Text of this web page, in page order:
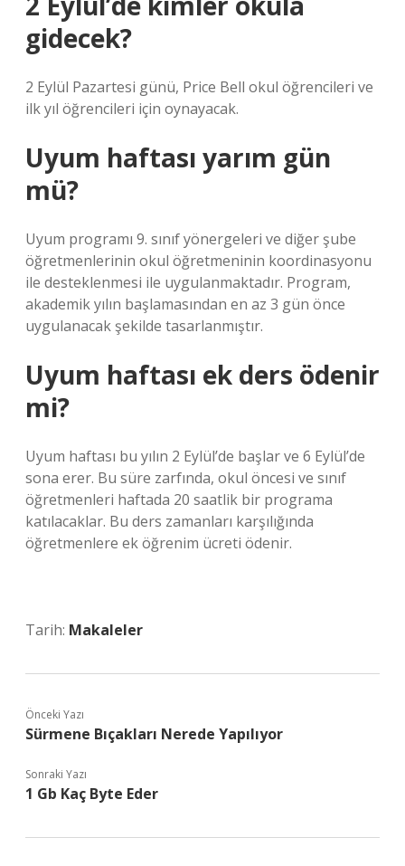
gidecek?
2 Eylül Pazartesi günü, Price Bell okul öğrencileri ve
ilk yıl öğrencileri için oynayacak.
Uyum haftası yarım gün
mü?
Uyum programı 9. sınıf yönergeleri ve diğer şube
öğretmenlerinin okul öğretmeninin koordinasyonu
ile desteklenmesi ile uygulanmaktadır. Program,
akademik yılın başlamasından en az 3 gün önce
uygulanacak şekilde tasarlanmıştır.
Uyum haftası ek ders ödenir
mi?
Uyum haftası bu yılın 2 Eylül’de başlar ve 6 Eylül’de
sona erer. Bu süre zarfında, okul öncesi ve sınıf
öğretmenleri haftada 20 saatlik bir programa
katılacaklar. Bu ders zamanları karşılığında
öğretmenlere ek öğrenim ücreti ödenir.
Tarih: Makaleler
Önceki Yazı
Sürmene Bıçakları Nerede Yapılıyor
Sonraki Yazı
1 Gb Kaç Byte Eder